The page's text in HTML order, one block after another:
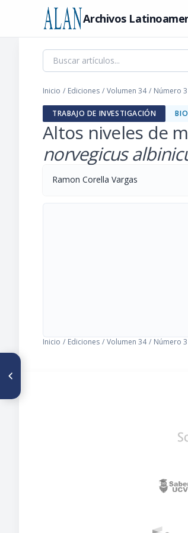
Archivos
Inicio / Ediciones / Volumen 34 / Número 3
TRABAJO DE INVESTIGACIÓN
Altos niveles de
norvegicus
Ramon Corella Vargas
Inicio / Ediciones / Volumen 34 / Número 3